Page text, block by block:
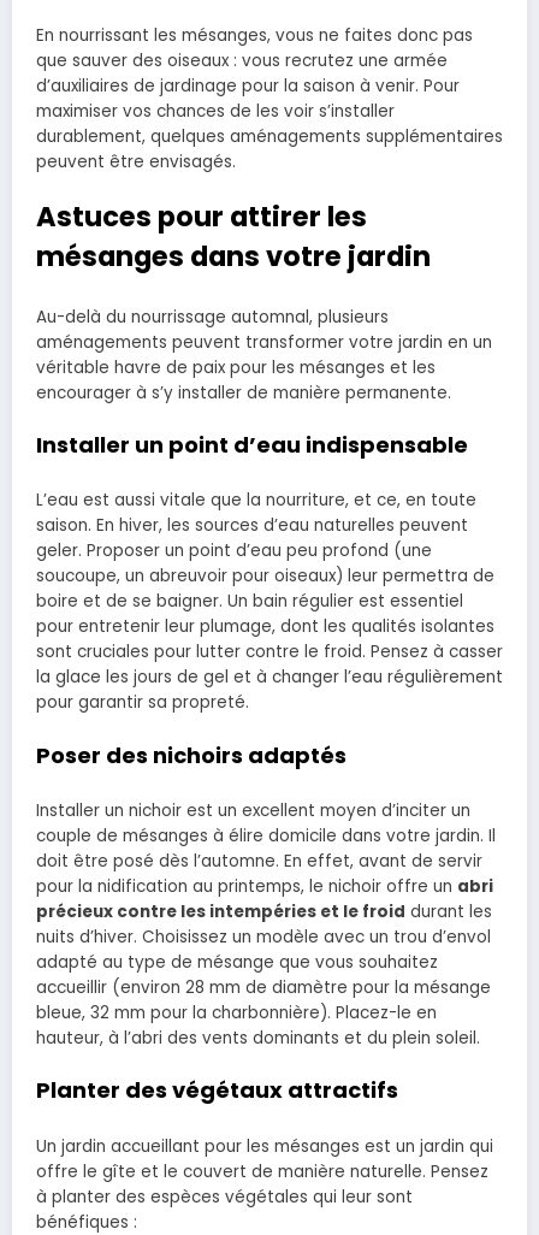
En nourrissant les mésanges, vous ne faites donc pas
que sauver des oiseaux : vous recrutez une armée
d’auxiliaires de jardinage pour la saison à venir. Pour
maximiser vos chances de les voir s’installer
durablement, quelques aménagements supplémentaires
peuvent être envisagés.
Astuces pour attirer les
mésanges dans votre jardin
Au-delà du nourrissage automnal, plusieurs
aménagements peuvent transformer votre jardin en un
véritable havre de paix pour les mésanges et les
encourager à s’y installer de manière permanente.
Installer un point d’eau indispensable
L’eau est aussi vitale que la nourriture, et ce, en toute
saison. En hiver, les sources d’eau naturelles peuvent
geler. Proposer un point d’eau peu profond (une
soucoupe, un abreuvoir pour oiseaux) leur permettra de
boire et de se baigner. Un bain régulier est essentiel
pour entretenir leur plumage, dont les qualités isolantes
sont cruciales pour lutter contre le froid. Pensez à casser
la glace les jours de gel et à changer l’eau régulièrement
pour garantir sa propreté.
Poser des nichoirs adaptés
Installer un nichoir est un excellent moyen d’inciter un
couple de mésanges à élire domicile dans votre jardin. Il
doit être posé dès l’automne. En effet, avant de servir
pour la nidification au printemps, le nichoir offre un abri
précieux contre les intempéries et le froid durant les
nuits d’hiver. Choisissez un modèle avec un trou d’envol
adapté au type de mésange que vous souhaitez
accueillir (environ 28 mm de diamètre pour la mésange
bleue, 32 mm pour la charbonnière). Placez-le en
hauteur, à l’abri des vents dominants et du plein soleil.
Planter des végétaux attractifs
Un jardin accueillant pour les mésanges est un jardin qui
offre le gîte et le couvert de manière naturelle. Pensez
à planter des espèces végétales qui leur sont
bénéfiques :